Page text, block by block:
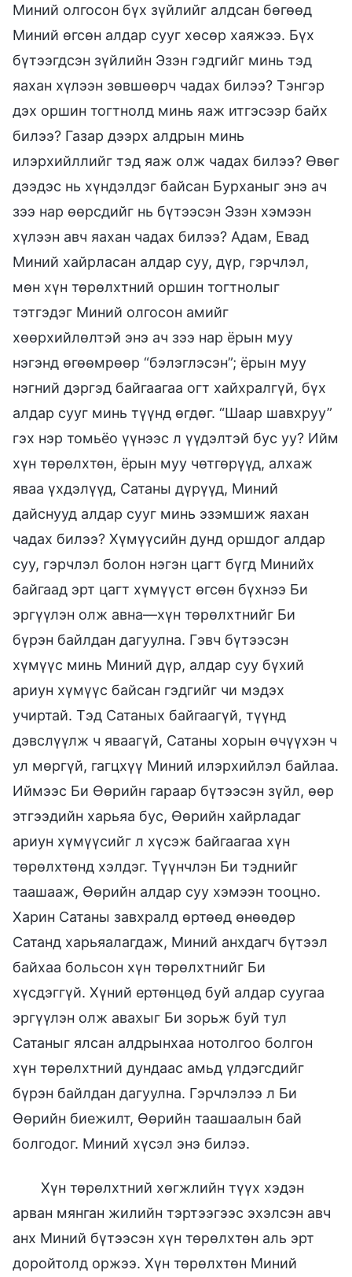
Миний олгосон бүх зүйлийг алдсан бөгөөд
Миний өгсөн алдар сууг хөсөр хаяжээ. Бүх
бүтээгдсэн зүйлийн Эзэн гэдгийг минь тэд
яахан хүлээн зөвшөөрч чадах билээ? Тэнгэр
дэх оршин тогтнолд минь яаж итгэсээр байх
билээ? Газар дээрх алдрын минь
илэрхийллийг тэд яаж олж чадах билээ? Өвөг
дээдэс нь хүндэлдэг байсан Бурханыг энэ ач
зээ нар өөрсдийг нь бүтээсэн Эзэн хэмээн
хүлээн авч яахан чадах билээ? Адам, Евад
Миний хайрласан алдар суу, дүр, гэрчлэл,
мөн хүн төрөлхтний оршин тогтнолыг
тэтгэдэг Миний олгосон амийг
хөөрхийлөлтэй энэ ач зээ нар ёрын муу
нэгэнд өгөөмрөөр “бэлэглэсэн”; ёрын муу
нэгний дэргэд байгаагаа огт хайхралгүй, бүх
алдар сууг минь түүнд өгдөг. “Шаар шавхруу”
гэх нэр томьёо үүнээс л үүдэлтэй бус уу? Ийм
хүн төрөлхтөн, ёрын муу чөтгөрүүд, алхаж
яваа үхдэлүүд, Сатаны дүрүүд, Миний
дайснууд алдар сууг минь эзэмшиж яахан
чадах билээ? Хүмүүсийн дунд оршдог алдар
суу, гэрчлэл болон нэгэн цагт бүгд Минийх
байгаад эрт цагт хүмүүст өгсөн бүхнээ Би
эргүүлэн олж авна—хүн төрөлхтнийг Би
бүрэн байлдан дагуулна. Гэвч бүтээсэн
хүмүүс минь Миний дүр, алдар суу бүхий
ариун хүмүүс байсан гэдгийг чи мэдэх
учиртай. Тэд Сатаных байгаагүй, түүнд
дэвслүүлж ч яваагүй, Сатаны хорын өчүүхэн ч
ул мөргүй, гагцхүү Миний илэрхийлэл байлаа.
Иймээс Би Өөрийн гараар бүтээсэн зүйл, өөр
этгээдийн харьяа бус, Өөрийн хайрладаг
ариун хүмүүсийг л хүсэж байгаагаа хүн
төрөлхтөнд хэлдэг. Түүнчлэн Би тэднийг
таашааж, Өөрийн алдар суу хэмээн тооцно.
Харин Сатаны завхралд өртөөд өнөөдөр
Сатанд харьяалагдаж, Миний анхдагч бүтээл
байхаа больсон хүн төрөлхтнийг Би
хүсдэггүй. Хүний ертөнцөд буй алдар суугаа
эргүүлэн олж авахыг Би зорьж буй тул
Сатаныг ялсан алдрынхаа нотолгоо болгон
хүн төрөлхтний дундаас амьд үлдэгсдийг
бүрэн байлдан дагуулна. Гэрчлэлээ л Би
Өөрийн биежилт, Өөрийн таашаалын бай
болгодог. Миний хүсэл энэ билээ.
Хүн төрөлхтний хөгжлийн түүх хэдэн
арван мянган жилийн тэртээгээс эхэлсэн авч
анх Миний бүтээсэн хүн төрөлхтөн аль эрт
доройтолд оржээ. Хүн төрөлхтөн Миний